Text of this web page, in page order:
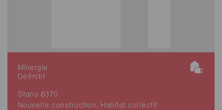
Minergie
Définitif
Stans 6370
Nouvelle construction, Habitat collectif